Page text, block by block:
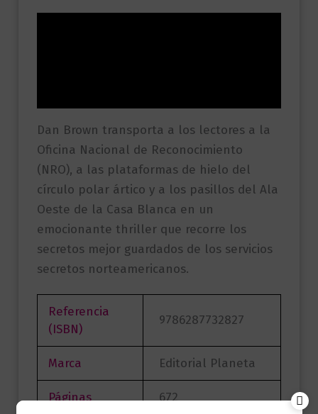
Dan Brown transporta a los lectores a la
Oficina Nacional de Reconocimiento
(NRO), a las plataformas de hielo del
círculo polar ártico y a los pasillos del Ala
Oeste de la Casa Blanca en un
emocionante thriller que recorre los
secretos mejor guardados de los servicios
secretos norteamericanos.
Referencia
(ISBN)
9786287732827
Marca Editorial Planeta
Páginas 672